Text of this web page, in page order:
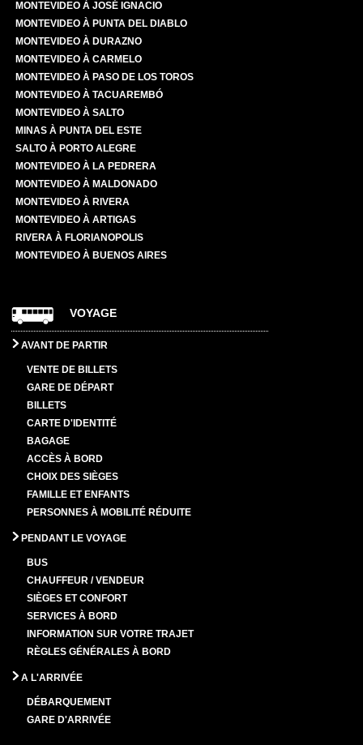
MONTEVIDEO À JOSÉ IGNACIO
MONTEVIDEO À PUNTA DEL DIABLO
MONTEVIDEO À DURAZNO
MONTEVIDEO À CARMELO
MONTEVIDEO À PASO DE LOS TOROS
MONTEVIDEO À TACUAREMBÓ
MONTEVIDEO À SALTO
MINAS À PUNTA DEL ESTE
SALTO À PORTO ALEGRE
MONTEVIDEO À LA PEDRERA
MONTEVIDEO À MALDONADO
MONTEVIDEO À RIVERA
MONTEVIDEO À ARTIGAS
RIVERA À FLORIANOPOLIS
MONTEVIDEO À BUENOS AIRES
VOYAGE
AVANT DE PARTIR
VENTE DE BILLETS
GARE DE DÉPART
BILLETS
CARTE D'IDENTITÉ
BAGAGE
ACCÈS À BORD
CHOIX DES SIÈGES
FAMILLE ET ENFANTS
PERSONNES À MOBILITÉ RÉDUITE
PENDANT LE VOYAGE
BUS
CHAUFFEUR / VENDEUR
SIÈGES ET CONFORT
SERVICES À BORD
INFORMATION SUR VOTRE TRAJET
RÈGLES GÉNÉRALES À BORD
A L'ARRIVÉE
DÉBARQUEMENT
GARE D'ARRIVÉE